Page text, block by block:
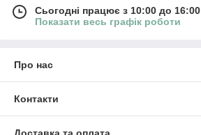
Сьогодні працює з 10:00 до 16:00
Показати весь графік роботи
Про нас
Контакти
Доставка та оплата